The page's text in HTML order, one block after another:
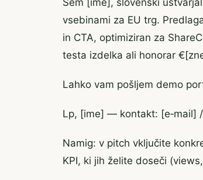
Sem [ime], slovenski
vsebinami za EU trg.
in CTA, optimiziran za
testa izdelka ali honorar
Lahko vam pošljem demo
Lp, [ime] — kontakt: [e‑mail]
Namig: v pitch vključite
KPI, ki jih želite doseči